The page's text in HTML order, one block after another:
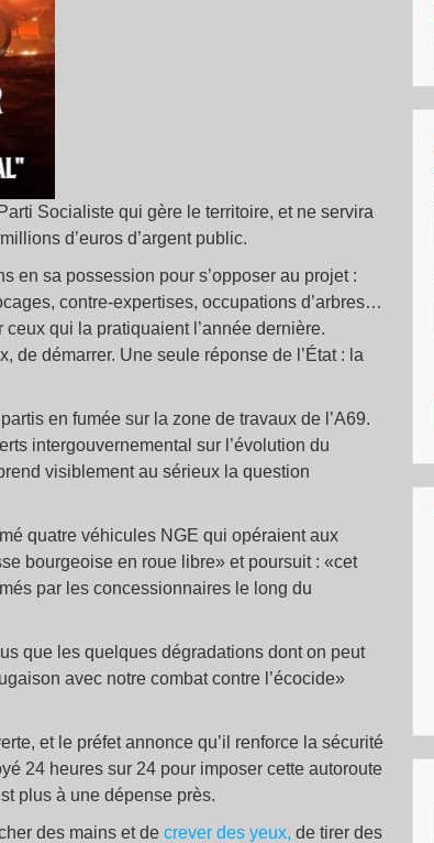
Socialiste qui gère le territoire, et ne servira
d’euros d’argent public.
en sa possession pour s’opposer au projet :
contre-expertises, occupations d’arbres…
qui la pratiquaient l’année dernière.
de démarrer. Une seule réponse de l’État : la
en fumée sur la zone de travaux de l’A69.
intergouvernemental sur l’évolution du
visiblement au sérieux la question
quatre véhicules NGE qui opéraient aux
bourgeoise en roue libre» et poursuit : «cet
par les concessionnaires le long du
que les quelques dégradations dont on peut
avec notre combat contre l’écocide»
et le préfet annonce qu’il renforce la sécurité
24 heures sur 24 pour imposer cette autoroute
plus à une dépense près.
des mains et de crever des yeux, de tirer des